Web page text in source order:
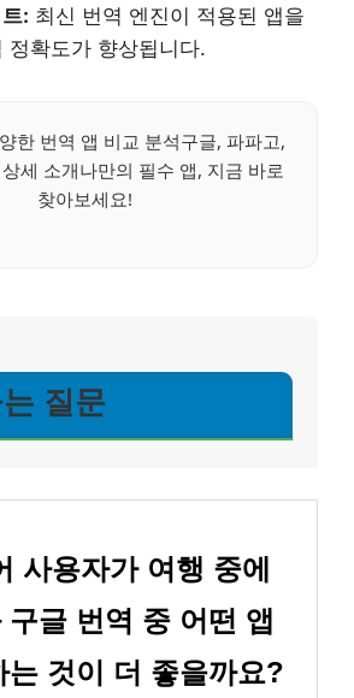
: 최신 번역 엔진이 적용된 앱을
정확도가 향상됩니다.
한 번역 앱 비교 분석구글, 파파고,
세 소개나만의 필수 앱, 지금 바로
찾아보세요!
질문
사용자가 여행 중에
구글 번역 중 어떤 앱
는 것이 더 좋을까요?